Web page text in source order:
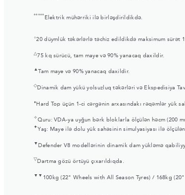
***** Elektrik mühərriki ilə birləşdirildikdə.
⬨20 düymlük təkərlərlə təchiz edildikdə maksimum sürət
△75 kq sürücü, tam maye və 90% yanacaq daxildir.
▲ Tam maye və 90% yanacaq daxildir.
◇Dinamik dam yükü yolsuzluq təkərləri və Ekspedisiya
⬧ Hard Top üçün 1-ci cərgənin arxasındakı rəqəmlər yük
✧Quru: VDA-ya uyğun bərk bloklarla ölçülən həcm (200
✦Yaş: Maye ilə dolu yük sahəsinin simulyasiyası ilə
▼Defender V8 modellərinin dinamik dam yükləmə
▽Dartma gözü örtüyü çıxarıldıqda.
▼▼ 100kg (22" Wheels with All Season Tyres) / 168kg